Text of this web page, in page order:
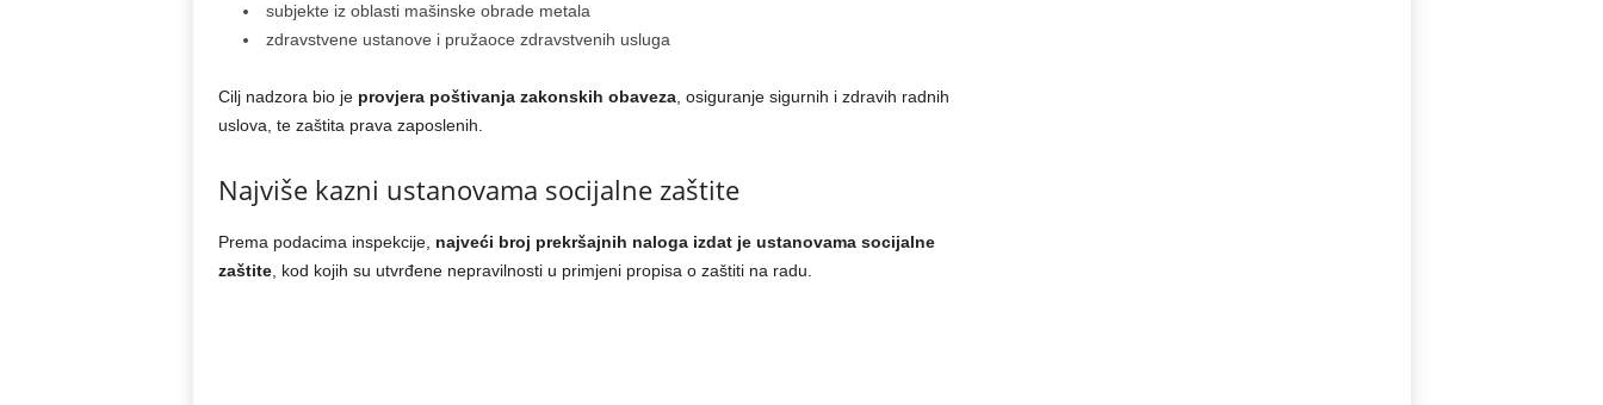
subjekte iz oblasti mašinske obrade metala
zdravstvene ustanove i pružaoce zdravstvenih usluga
Cilj nadzora bio je provjera poštivanja zakonskih obaveza, osiguranje sigurnih i zdravih radnih
uslova, te zaštita prava zaposlenih.
Najviše kazni ustanovama socijalne zaštite
Prema podacima inspekcije, najveći broj prekršajnih naloga izdat je ustanovama socijalne
zaštite, kod kojih su utvrđene nepravilnosti u primjeni propisa o zaštiti na radu.